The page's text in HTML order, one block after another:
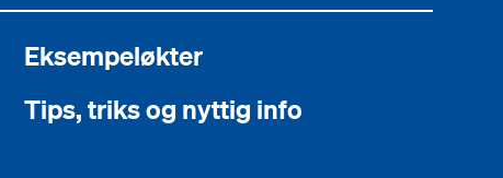
Eksempeløkter
Tips, triks og nyttig info